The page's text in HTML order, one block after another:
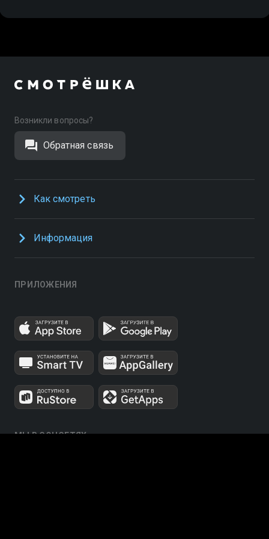
Возникли вопросы?
Обратная связь
Как смотреть
Информация
ПРИЛОЖЕНИЯ
МЫ В СОЦСЕТЯХ